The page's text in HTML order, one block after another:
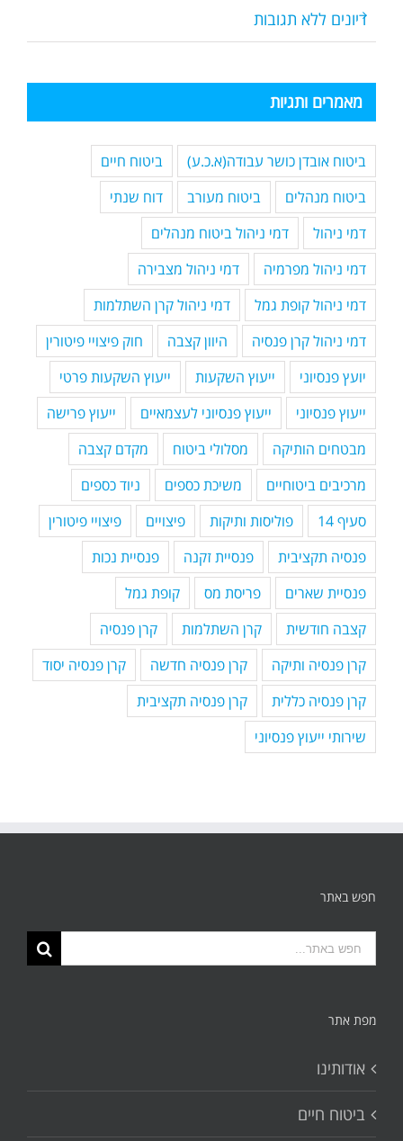
דיונים ללא תגובות
מאמרים ותגיות
ביטוח אובדן כושר עבודה(א.כ.ע)
ביטוח חיים
ביטוח מנהלים
ביטוח מעורב
דוח שנתי
דמי ניהול
דמי ניהול ביטוח מנהלים
דמי ניהול מפרמיה
דמי ניהול מצבירה
דמי ניהול קופת גמל
דמי ניהול קרן השתלמות
דמי ניהול קרן פנסיה
היוון קצבה
חוק פיצויי פיטורין
יועץ פנסיוני
ייעוץ השקעות
ייעוץ השקעות פרטי
ייעוץ פנסיוני
ייעוץ פנסיוני לעצמאיים
ייעוץ פרישה
מבטחים הותיקה
מסלולי ביטוח
מקדם קצבה
מרכיבים ביטוחיים
משיכת כספים
ניוד כספים
סעיף 14
פוליסות ותיקות פיצויים
פיצויי פיטורין
פנסיה תקציבית
פנסיית זקנה
פנסיית נכות
פנסיית שארים
פריסת מס
קופת גמל
קצבה חודשית
קרן השתלמות
קרן פנסיה
קרן פנסיה ותיקה
קרן פנסיה חדשה
קרן פנסיה יסוד
קרן פנסיה כללית
קרן פנסיה תקציבית
שירותי ייעוץ פנסיוני
חפש באתר
תוצאות
החיפוש
מפת אתר
אודותינו
ביטוח חיים